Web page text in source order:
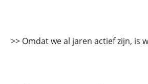
>> Omdat we al jaren actief zijn, is